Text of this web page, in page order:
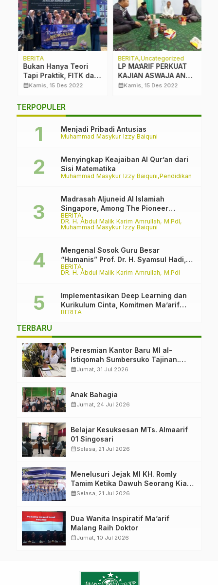
BERITA
Bukan Hanya Teori
Tapi Praktik, FITK dan
LP Ma’arif Mengajar
calendar_monthKamis, 15 Des 2022
BERITA Uncategorized
LP MA’ARIF PERKUAT
KAJIAN ASWAJA AN
NAHDLIYAH
calendar_monthKamis, 15 Des 2022
TERPOPULER
Muhammad Masykur Izzy Baiquni
Menjadi Pribadi Antusias
Muhammad Masykur Izzy Baiquni Pendidikan
Menyingkap Keajaiban Al Qur’an dari
Sisi Matematika
BERITA
DR. H. Abdul Malik Karim Amrullah, M.PdI
Muhammad Masykur Izzy Baiquni
Madrasah Aljuneid Al Islamiah
Singapore, Among The Pioneer
Madrasah
BERITA
DR. H. Abdul Malik Karim Amrullah, M.PdI
Mengenal Sosok Guru Besar
“Humanis” Prof. Dr. H. Syamsul Hadi,
M.Pd., M.Ed.
BERITA
Implementasikan Deep Learning dan
Kurikulum Cinta, Komitmen Ma’arif
PCNU Kabupaten Malang Melawan
TERBARU
Peresmian Kantor Baru MI al-
Istiqomah Sumbersuko Tajinan.
Ketua LP Ma’arif PCNU Malang
calendar_monthJumat, 31 Jul 2026
Anak Bahagia
calendar_monthJumat, 24 Jul 2026
Belajar Kesuksesan MTs. Almaarif
01 Singosari
calendar_monthSelasa, 21 Jul 2026
Menelusuri Jejak MI KH. Romly
Tamim Ketika Dawuh Seorang Kiai
Menjelma Menjadi Mercusuar
calendar_monthSelasa, 21 Jul 2026
Dua Wanita Inspiratif Ma’arif
Malang Raih Doktor
calendar_monthJumat, 10 Jul 2026